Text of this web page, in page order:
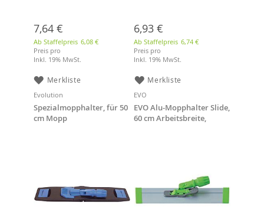
7,64 €
Ab Staffelpreis 6,08 €
Preis pro
Inkl. 19% MwSt.
Merkliste
6,93 €
Ab Staffelpreis 6,74 €
Preis pro
Inkl. 19% MwSt.
Merkliste
Evolution
Spezialmopphalter, für 50
cm Mopp
EVO
EVO Alu-Mopphalter Slide,
60 cm Arbeitsbreite,